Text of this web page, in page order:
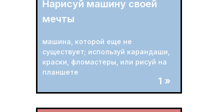
Нарисуй машину своей
мечты
машина, которой еще не
существует; используй карандаши,
краски, фломастеры, или рисуй на
планшете
1 »